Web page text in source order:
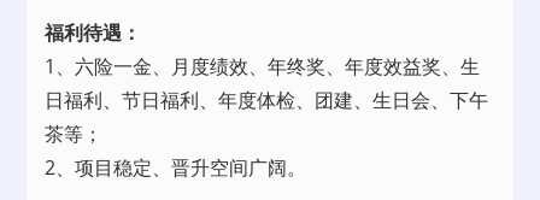
福利待遇：
1、六险一金、月度绩效、年终奖、年度效益奖、生
日福利、节日福利、年度体检、团建、生日会、下午
茶等；
2、项目稳定、晋升空间广阔。